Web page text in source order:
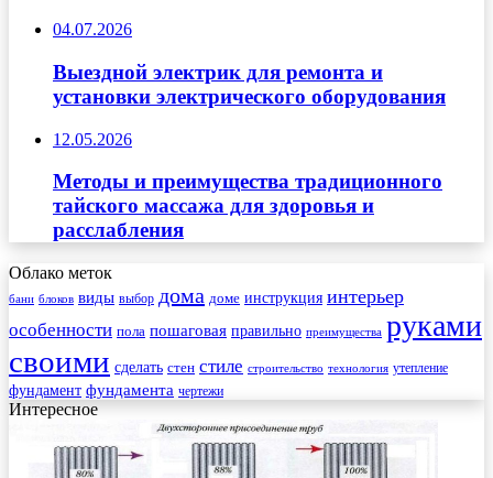
04.07.2026
Выездной электрик для ремонта и
установки электрического оборудования
12.05.2026
Методы и преимущества традиционного
тайского массажа для здоровья и
расслабления
Облако меток
бани блоков виды выбор дома доме инструкция интерьер
особенности пола пошаговая правильно преимущества руками
своими сделать стен стиле строительство технология утепление
фундамент фундамента чертежи
Интересное